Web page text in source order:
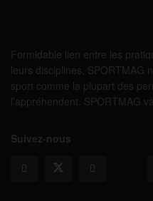
Formidable lien entre les
leurs disciplines, SPORTMAG
sport comme la plupart des
l’appréhendent. SPORTMAG
Suivez-nous